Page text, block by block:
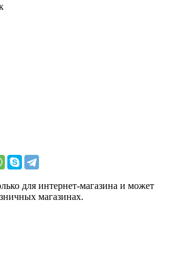
для интернет-магазина и может
магазинах.